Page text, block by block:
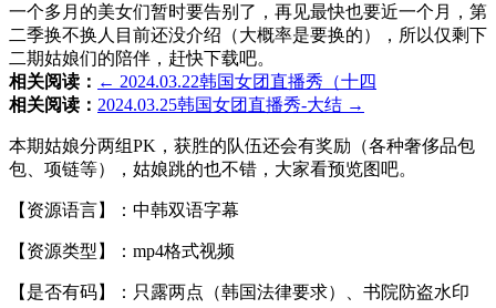
一个多月的美女们暂时要告别了，再见最快也要近一个月，第
二季换不换人目前还没介绍（大概率是要换的），所以仅剩下
二期姑娘们的陪伴，赶快下载吧。
相关阅读： ← 2024.03.22韩国女团直播秀（十四
相关阅读： 2024.03.25韩国女团直播秀-大结 →
本期姑娘分两组PK，获胜的队伍还会有奖励（各种奢侈品包
包、项链等），姑娘跳的也不错，大家看预览图吧。
【资源语言】：中韩双语字幕
【资源类型】：mp4格式视频
【是否有码】：只露两点（韩国法律要求）、书院防盗水印